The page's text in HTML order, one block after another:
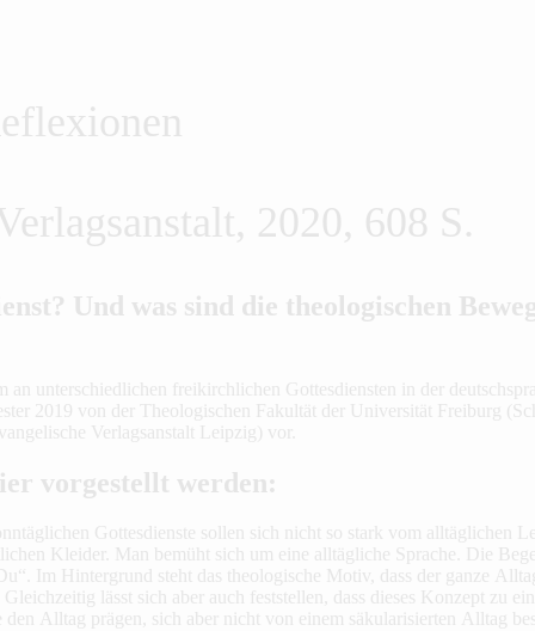
2020, 608 S.
Und was sind die theologischen
unterschiedlichen freikirchlichen Gottesdiensten in der
2019 von der Theologischen Fakultät der Universität Freiburg
Verlagsanstalt Leipzig) vor.
vorgestellt werden:
Gottesdienste sollen sich nicht so stark vom alltäglichen
Kleider. Man bemüht sich um eine alltägliche Sprache. Die
Im Hintergrund steht das theologische Motiv, dass der ganze
lässt sich aber auch feststellen, dass dieses Konzept zu
Alltag prägen, sich aber nicht von einem säkularisierten Alltag